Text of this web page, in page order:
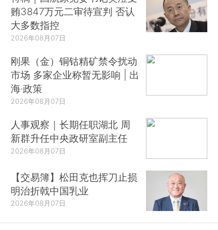
贿3847万元二审待宣判 否认
大多数指控
2026年08月07日
刚果（金）铜钴精矿禁令扰动
市场 多家企业称暂无影响 | 出
海·政策
2026年08月07日
人事观察｜长期任职湖北 周
新群升任中央政研室副主任
2026年08月07日
【交易簿】松田克也挥刀止损
明治折戟中国乳业
2026年08月07日